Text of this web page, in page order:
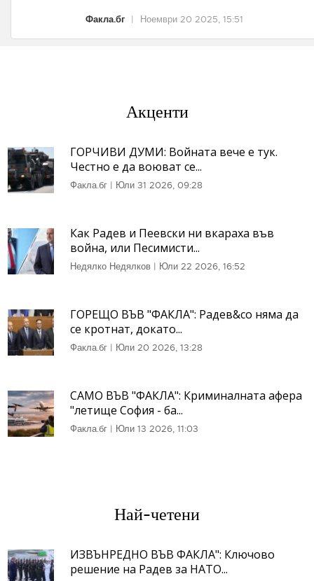
Факла.бг Ноември 20 2025, 15:51
Акценти
ГОРЧИВИ ДУМИ: Войната вече е тук.
Честно е да воюват се...
Факла.бг | Юли 31 2026, 09:28
Как Радев и Пеевски ни вкараха във
война, или Песимисти...
Недялко Недялков | Юли 22 2026, 16:52
ГОРЕЩО ВЪВ "ФАКЛА": Радев&co няма да
се кротнат, докато...
Факла.бг | Юли 20 2026, 13:28
САМО ВЪВ "ФАКЛА": Криминалната афера
"летище София - ба...
Факла.бг | Юли 13 2026, 11:03
Най-четени
ИЗВЪНРЕДНО ВЪВ ФАКЛА": Ключово
решение на Радев за НАТО...